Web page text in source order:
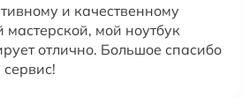
и качественному
мастерской, мой ноутбук
отлично. Большое спасибо